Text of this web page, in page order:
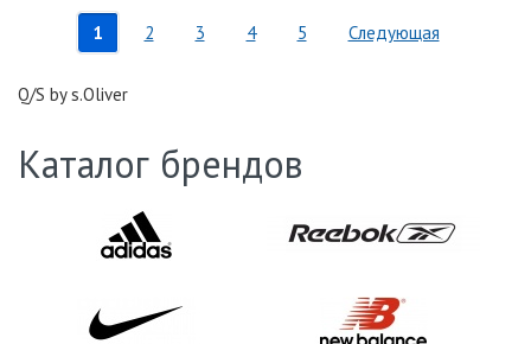
1 2 3 4 5 Следующая
Q/S by s.Oliver
Каталог брендов